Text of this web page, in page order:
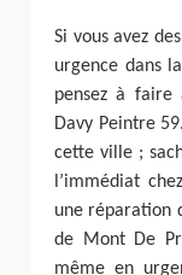
Si vous avez
urgence dans
pensez à faire
Davy Peintre
cette ville ;
l’immédiat
une réparation
de Mont De
même en